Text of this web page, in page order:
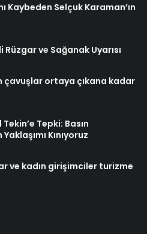
Kaybeden Selçuk Karaman’ın
ve Sağanak Uyarısı
çavuşlar ortaya çıkana kadar
Tepki: Basın
Kınıyoruz
ve kadın girişimciler turizme